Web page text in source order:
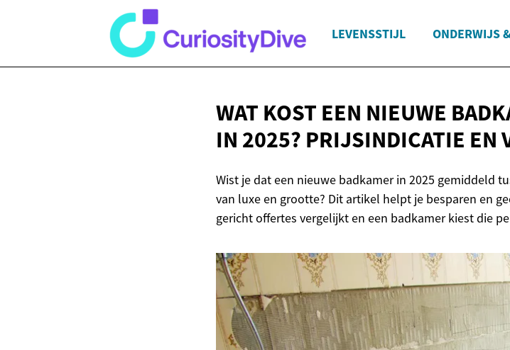
LEVENSSTIJL ONDERWIJS
WAT KOST EEN NIEUWE
IN 2025? PRIJSINDICATIE EN
Wist je dat een nieuwe badkamer in 2025 gemiddeld
van luxe en grootte? Dit artikel helpt je besparen en
gericht offertes vergelijkt en een badkamer kiest die